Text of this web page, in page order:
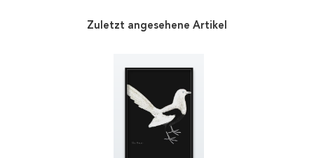
Zuletzt angesehene Artikel